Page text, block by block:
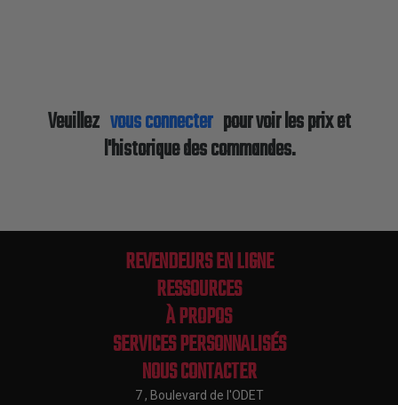
Veuillez vous connecterpour voir les prix et
l'historique des commandes.
REVENDEURS EN LIGNE
RESSOURCES
À PROPOS
SERVICES PERSONNALISÉS
NOUS CONTACTER
7 , Boulevard de l'ODET